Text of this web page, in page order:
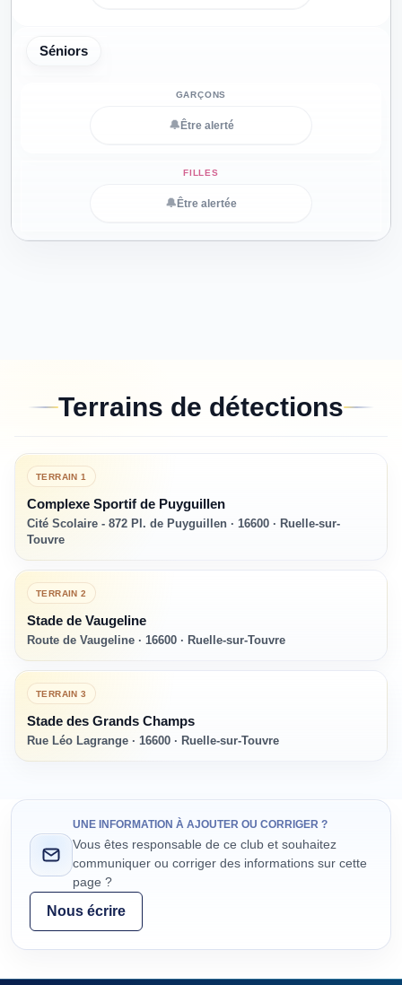
Terrains de détections
TERRAIN1
Complexe Sportif de Puyguillen
Cité Scolaire - 872 Pl. de Puyguillen · 16600 · Ruelle-sur-
Touvre
TERRAIN2
Stade de Vaugeline
Route de Vaugeline · 16600 · Ruelle-sur-Touvre
TERRAIN3
Stade des Grands Champs
Rue Léo Lagrange · 16600 · Ruelle-sur-Touvre
Séniors
🔔 Être alerté
🔔 Être alertée
UNE INFORMATION À AJOUTER OU CORRIGER ?
Vous êtes responsable de ce club et souhaitez
communiquer ou corriger des informations sur cette
page ?
Nous écrire